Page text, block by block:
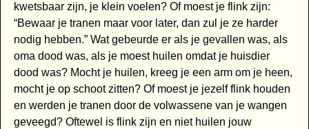
kwetsbaar zijn, je klein voelen? Of moest je flink zijn:
“Bewaar je tranen maar voor later, dan zul je ze harder
nodig hebben.” Wat gebeurde er als je gevallen was, als
oma dood was, als je moest huilen omdat je huisdier
dood was? Mocht je huilen, kreeg je een arm om je heen,
mocht je op schoot zitten? Of moest je jezelf flink houden
en werden je tranen door de volwassene van je wangen
geveegd? Oftewel is flink zijn en niet huilen jouw